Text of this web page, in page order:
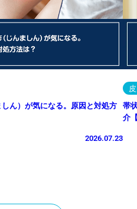
ん）が気になる。原因と対処方
2026.07.23
帯
介